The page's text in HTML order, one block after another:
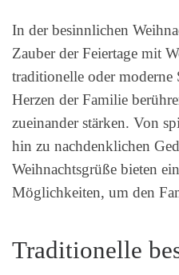
In der besinnlichen
Zauber der Feiertage mit
traditionelle oder moderne
Herzen der Familie
zueinander stärken. Von
hin zu nachdenklichen
Weihnachtsgrüße bieten
Möglichkeiten, um den
Traditionelle